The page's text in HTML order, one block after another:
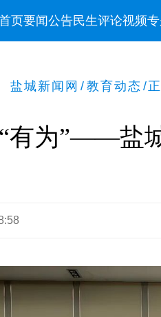
页要闻公告民生评论视频
盐城新闻网 / 教育动态 /
有为”——盐